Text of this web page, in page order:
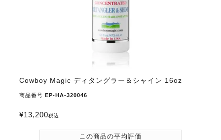
Cowboy Magic ディタングラー＆シャイン 16oz
商品番号 EP-HA-320046
¥13,200税込